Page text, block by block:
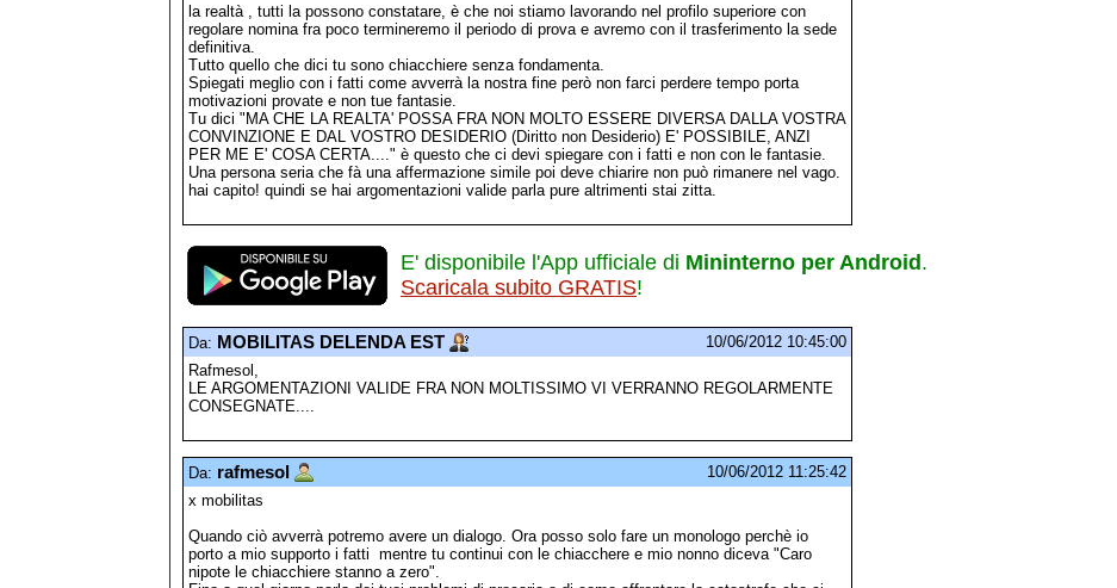
la realtà , tutti la possono constatare, è che noi stiamo lavorando nel profilo superiore con
regolare nomina fra poco termineremo il periodo di prova e avremo con il trasferimento la sede
definitiva.
Tutto quello che dici tu sono chiacchiere senza fondamenta.
Spiegati meglio con i fatti come avverrà la nostra fine però non farci perdere tempo porta
motivazioni provate e non tue fantasie.
Tu dici "MA CHE LA REALTA' POSSA FRA NON MOLTO ESSERE DIVERSA DALLA VOSTRA
CONVINZIONE E DAL VOSTRO DESIDERIO (Diritto non Desiderio) E' POSSIBILE, ANZI
PER ME E' COSA CERTA...." è questo che ci devi spiegare con i fatti e non con le fantasie.
Una persona seria che fà una affermazione simile poi deve chiarire non può rimanere nel vago.
hai capito! quindi se hai argomentazioni valide parla pure altrimenti stai zitta.
E' disponibile l'App ufficiale di Mininterno per Android .
Scaricala subito GRATIS!
Da: MOBILITAS DELENDA EST
10/06/2012 10:45:00
Rafmesol,
LE ARGOMENTAZIONI VALIDE FRA NON MOLTISSIMO VI VERRANNO REGOLARMENTE
CONSEGNATE....
Da: rafmesol
10/06/2012 11:25:42
x mobilitas
Quando ciò avverrà potremo avere un dialogo. Ora posso solo fare un monologo perchè io
porto a mio supporto i fatti mentre tu continui con le chiacchere e mio nonno diceva "Caro
nipote le chiacchiere stanno a zero".